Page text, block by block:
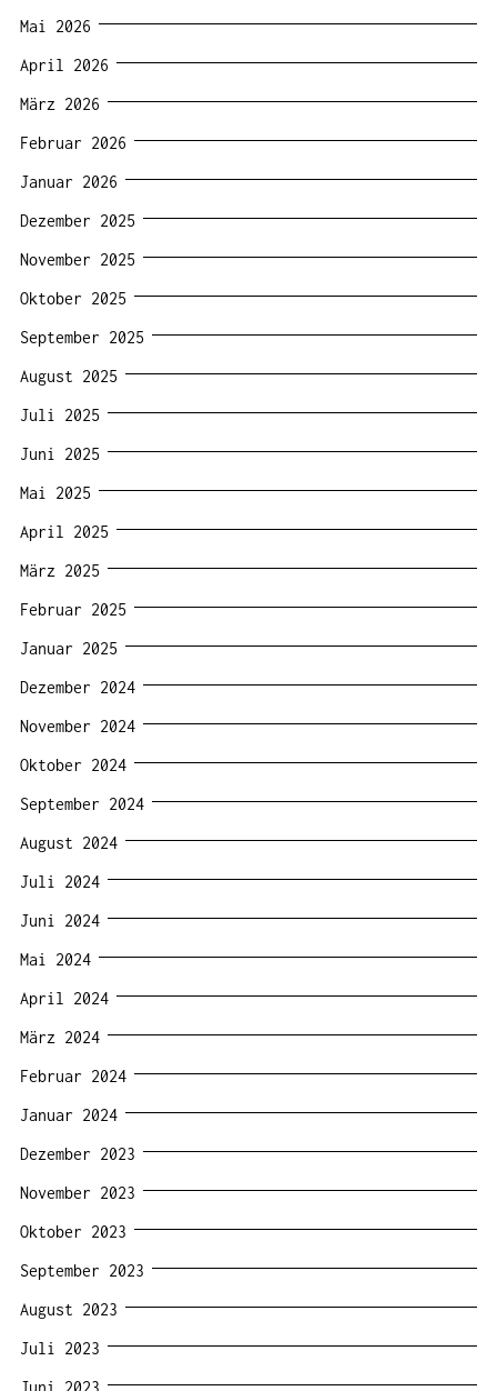
Mai 2026
April 2026
März 2026
Februar 2026
Januar 2026
Dezember 2025
November 2025
Oktober 2025
September 2025
August 2025
Juli 2025
Juni 2025
Mai 2025
April 2025
März 2025
Februar 2025
Januar 2025
Dezember 2024
November 2024
Oktober 2024
September 2024
August 2024
Juli 2024
Juni 2024
Mai 2024
April 2024
März 2024
Februar 2024
Januar 2024
Dezember 2023
November 2023
Oktober 2023
September 2023
August 2023
Juli 2023
Juni 2023